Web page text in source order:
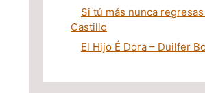
Si tú más nunca
Castillo
El Hijo É Dora – Duilfer